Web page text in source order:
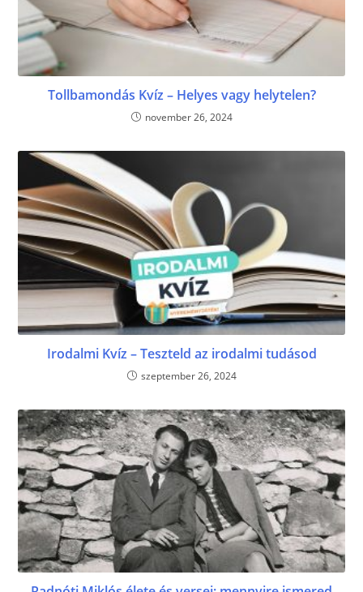
Tollbamondás Kvíz – Helyes vagy helytelen?
november 26, 2024
Irodalmi Kvíz – Teszteld az irodalmi tudásod
szeptember 26, 2024